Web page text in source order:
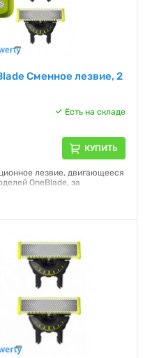
Сменное лезвие, 2
Есть на складе
КУПИТЬ
лезвие, двигающееся
OneBlade, за